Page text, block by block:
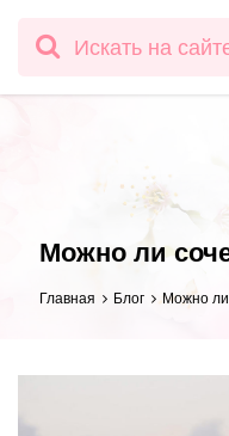
Можно ли
Главная Блог Можно ли